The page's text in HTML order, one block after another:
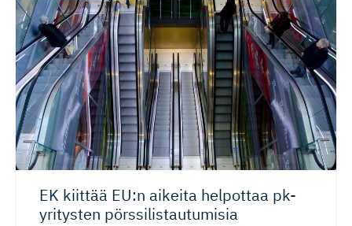
EK kiittää EU:n aikeita helpottaa pk-
yritysten pörssilis­tau­tumisia